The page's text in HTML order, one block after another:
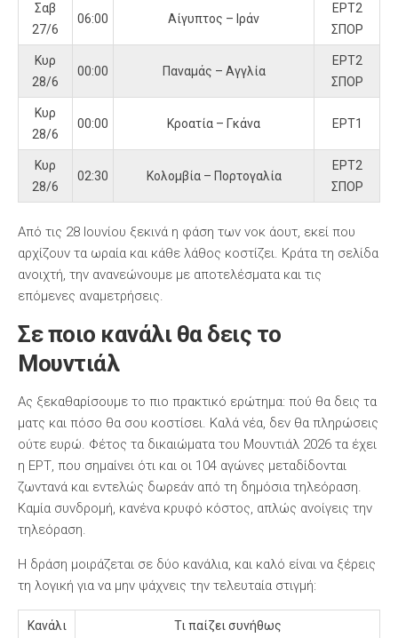
Σαβ
27/6
06:00 Αίγυπτος – Ιράν
ΕΡΤ2
ΣΠΟΡ
Κυρ
28/6
00:00 Παναμάς – Αγγλία
ΕΡΤ2
ΣΠΟΡ
Κυρ
28/6
00:00 Κροατία – Γκάνα ΕΡΤ1
Κυρ
28/6
02:30 Κολομβία – Πορτογαλία
ΕΡΤ2
ΣΠΟΡ
Από τις 28 Ιουνίου ξεκινά η φάση των νοκ άουτ, εκεί που
αρχίζουν τα ωραία και κάθε λάθος κοστίζει. Κράτα τη σελίδα
ανοιχτή, την ανανεώνουμε με αποτελέσματα και τις
επόμενες αναμετρήσεις.
Σε ποιο κανάλι θα δεις το
Μουντιάλ
Ας ξεκαθαρίσουμε το πιο πρακτικό ερώτημα: πού θα δεις τα
ματς και πόσο θα σου κοστίσει. Καλά νέα, δεν θα πληρώσεις
ούτε ευρώ. Φέτος τα δικαιώματα του Μουντιάλ 2026 τα έχει
η ΕΡΤ, που σημαίνει ότι και οι 104 αγώνες μεταδίδονται
ζωντανά και εντελώς δωρεάν από τη δημόσια τηλεόραση.
Καμία συνδρομή, κανένα κρυφό κόστος, απλώς ανοίγεις την
τηλεόραση.
Η δράση μοιράζεται σε δύο κανάλια, και καλό είναι να ξέρεις
τη λογική για να μην ψάχνεις την τελευταία στιγμή:
Κανάλι Τι παίζει συνήθως